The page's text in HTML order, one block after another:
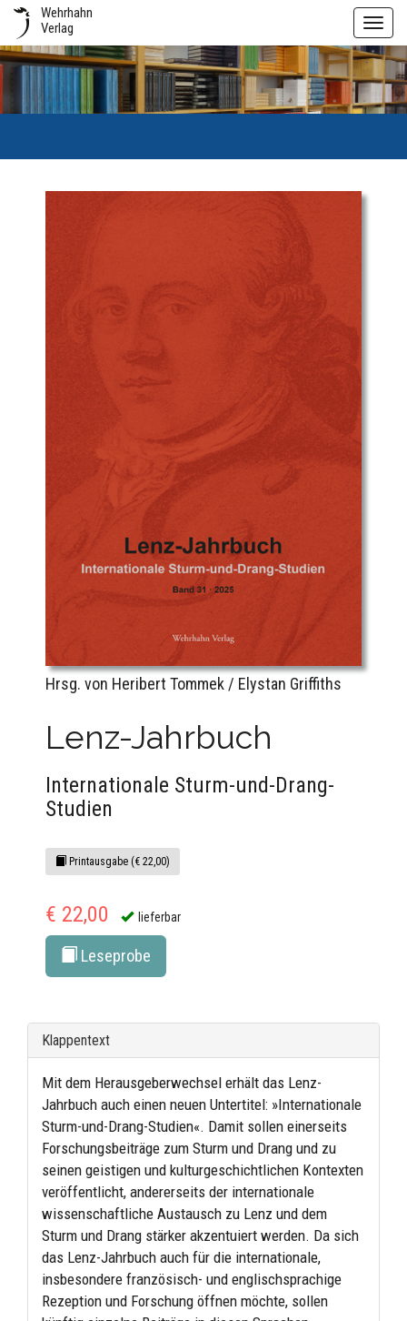
Wehrhahn
Verlag
Hrsg. von Heribert Tommek / Elystan Griffiths
Lenz-Jahrbuch
Internationale Sturm-und-Drang-
Studien
Printausgabe (€ 22,00)
€ 22,00 lieferbar
Leseprobe
Klappentext
Mit dem Herausgeberwechsel erhält das Lenz-
Jahrbuch auch einen neuen Untertitel: »Internationale
Sturm-und-Drang-Studien«. Damit sollen einerseits
Forschungsbeiträge zum Sturm und Drang und zu
seinen geistigen und kulturgeschichtlichen Kontexten
veröffentlicht, andererseits der internationale
wissenschaftliche Austausch zu Lenz und dem
Sturm und Drang stärker akzentuiert werden. Da sich
das Lenz-Jahrbuch auch für die internationale,
insbesondere französisch- und englischsprachige
Rezeption und Forschung öffnen möchte, sollen